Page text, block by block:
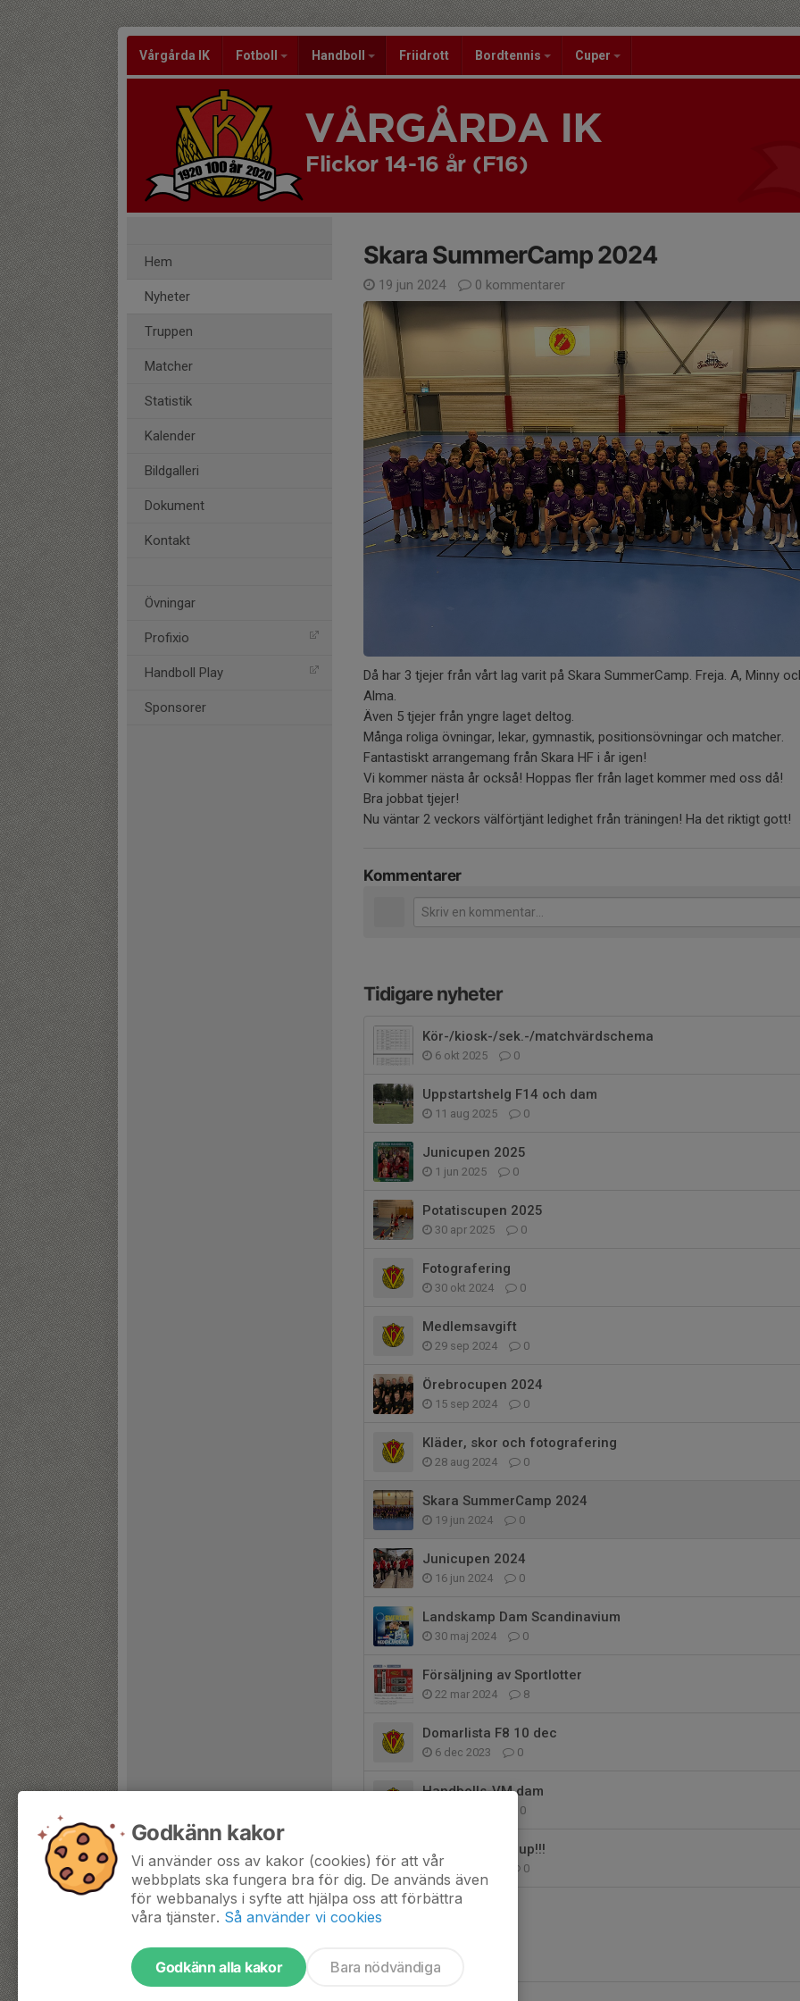
Vårgårda IK Fotboll Handboll Friidrott Bordtennis Cuper
VÅRGÅRDA IK
Flickor 14-16 år (F16)
Hem
Nyheter
Truppen
Matcher
Statistik
Kalender
Bildgalleri
Dokument
Kontakt
Övningar
Profixio
Handboll Play
Sponsorer
Skara SummerCamp 2024
19 jun 2024 0 kommentarer
Då har 3 tjejer från vårt lag varit på Skara SummerCamp. Freja. A, Minny
Alma.
Även 5 tjejer från yngre laget deltog.
Många roliga övningar, lekar, gymnastik, positionsövningar och matcher.
Fantastiskt arrangemang från Skara HF i år igen!
Vi kommer nästa år också! Hoppas fler från laget kommer med oss då!
Bra jobbat tjejer!
Nu väntar 2 veckors välförtjänt ledighet från träningen! Ha det riktigt gott!
Kommentarer
Tidigare nyheter
Kör-/kiosk-/sek.-/matchvärdschema
6 okt 2025 0
Uppstartshelg F14 och dam
11 aug 2025 0
Junicupen 2025
1 jun 2025 0
Potatiscupen 2025
30 apr 2025 0
Fotografering
30 okt 2024 0
Medlemsavgift
29 sep 2024 0
Örebrocupen 2024
15 sep 2024 0
Kläder, skor och fotografering
28 aug 2024 0
Skara SummerCamp 2024
19 jun 2024 0
Junicupen 2024
16 jun 2024 0
Landskamp Dam Scandinavium
30 maj 2024 0
Försäljning av Sportlotter
22 mar 2024 8
Domarlista F8 10 dec
6 dec 2023 0
Handbolls-VM dam
0
Guld i Örebro cup!!!
18 sep 2023 0
Godkänn kakor
Vi använder oss av kakor (cookies) för att vår
webbplats ska fungera bra för dig. De används även
för webbanalys i syfte att hjälpa oss att förbättra
våra tjänster. Så använder vi cookies
Godkänn alla kakor Bara nödvändiga